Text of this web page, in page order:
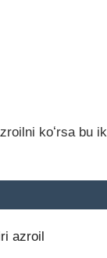
koʻrsa bu